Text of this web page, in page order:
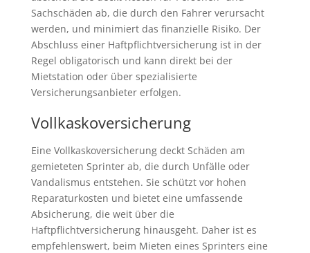
Sachschäden ab, die durch den Fahrer verursacht
werden, und minimiert das finanzielle Risiko. Der
Abschluss einer Haftpflichtversicherung ist in der
Regel obligatorisch und kann direkt bei der
Mietstation oder über spezialisierte
Versicherungsanbieter erfolgen.
Vollkaskoversicherung
Eine Vollkaskoversicherung deckt Schäden am
gemieteten Sprinter ab, die durch Unfälle oder
Vandalismus entstehen. Sie schützt vor hohen
Reparaturkosten und bietet eine umfassende
Absicherung, die weit über die
Haftpflichtversicherung hinausgeht. Daher ist es
empfehlenswert, beim Mieten eines Sprinters eine